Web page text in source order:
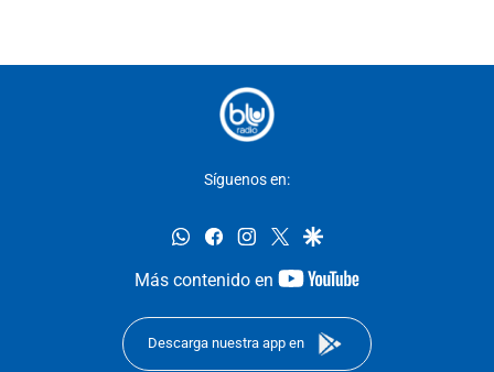
Síguenos en:
whatsappfacebookinstagram
twittergoogle
Más contenido en
youtube-
Descarga nuestra app en